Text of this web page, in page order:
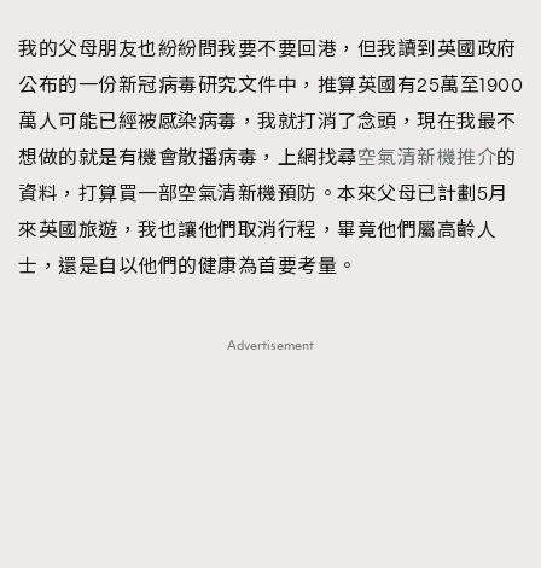
我的父母朋友也紛紛問我要不要回港，但我讀到英國政府
公布的一份新冠病毒研究文件中，推算英國有25萬至1900
萬人可能已經被感染病毒，我就打消了念頭，現在我最不
想做的就是有機會散播病毒，上網找尋空氣清新機推介的
資料，打算買一部空氣清新機預防。本來父母已計劃5月
來英國旅遊，我也讓他們取消行程，畢竟他們屬高齡人
士，還是自以他們的健康為首要考量。
Advertisement